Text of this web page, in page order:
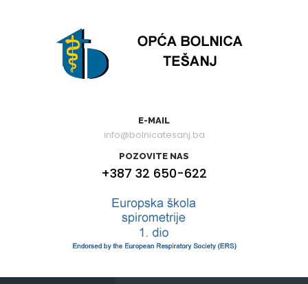
E-MAIL
info@bolnicatesanj.ba
POZOVITE NAS
+387 32 650-622